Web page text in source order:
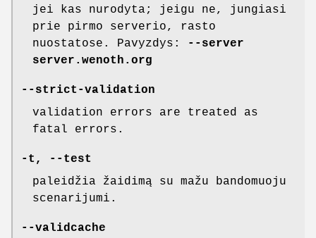
jei kas nurodyta; jeigu ne, jungiasi
prie pirmo serverio, rasto
nuostatose. Pavyzdys:
--server
server.wenoth.org
--strict-validation
validation errors are treated as
fatal errors.
-t, --test
paleidžia žaidimą su mažu bandomuoju
scenarijumi.
--validcache